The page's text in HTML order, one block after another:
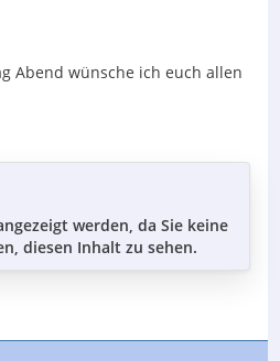
Abend wünsche ich euch allen
werden, da Sie keine
diesen Inhalt zu sehen.